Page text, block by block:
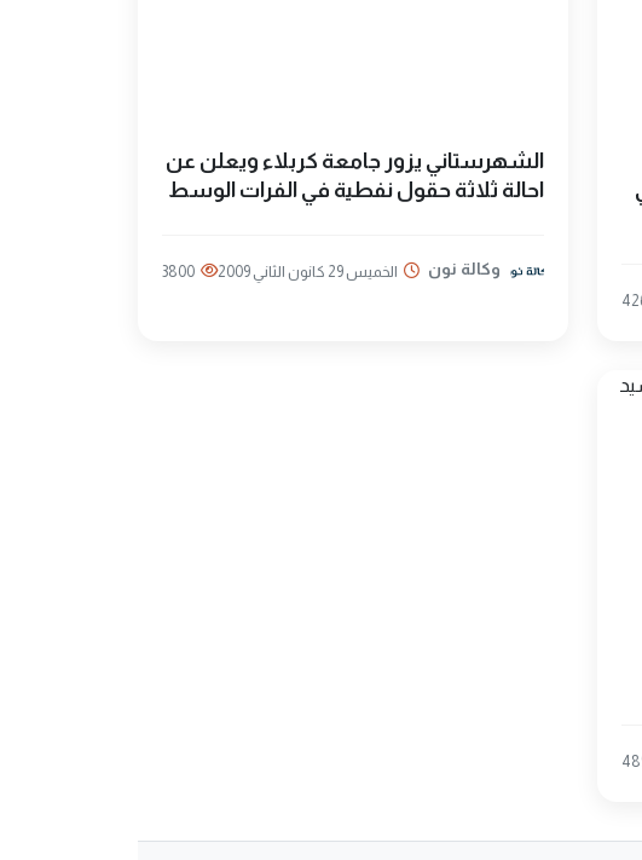
الشهرستاني يزور جامعة كربلاء ويعلن عن
احالة ثلاثة حقول نفطية في الفرات الوسط
وكالة نون الخميس 29 كانون الثاني 2009 3800